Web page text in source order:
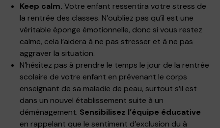
Keep calm. Votre enfant ressentira votre stress de
la rentrée des classes. N’oubliez pas qu’il est une
véritable éponge émotionnelle, donc si vous restez
calme, cela l’aidera à ne pas stresser et à ne pas
aggraver la situation.
N’hésitez pas à prendre le temps le jour de la rentrée
scolaire de votre enfant en prévenant le corps
enseignant de sa maladie de peau, surtout s’il est
dans un nouvel établissement suite à un
déménagement. Sensibilisez l’équipe éducative
en rappelant que le sentiment d’exclusion du à